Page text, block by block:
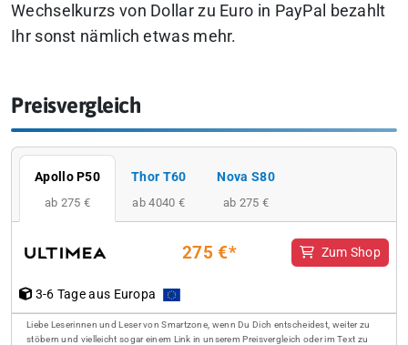
Wechselkurzs von Dollar zu Euro in PayPal bezahlt
Ihr sonst nämlich etwas mehr.
Preisvergleich
Apollo P50
ab 275 €
Thor T60
ab 4040 €
Nova S80
ab 275 €
275 €* Zum Shop
3-6 Tage aus Europa
Liebe Leserinnen und Leser von Smartzone, wenn Du Dich entscheidest, weiter zu
stöbern und vielleicht sogar einem Link in unserem Preisvergleich oder im Text zu